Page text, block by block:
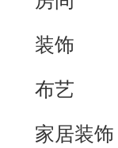
装饰
布艺
家居装饰